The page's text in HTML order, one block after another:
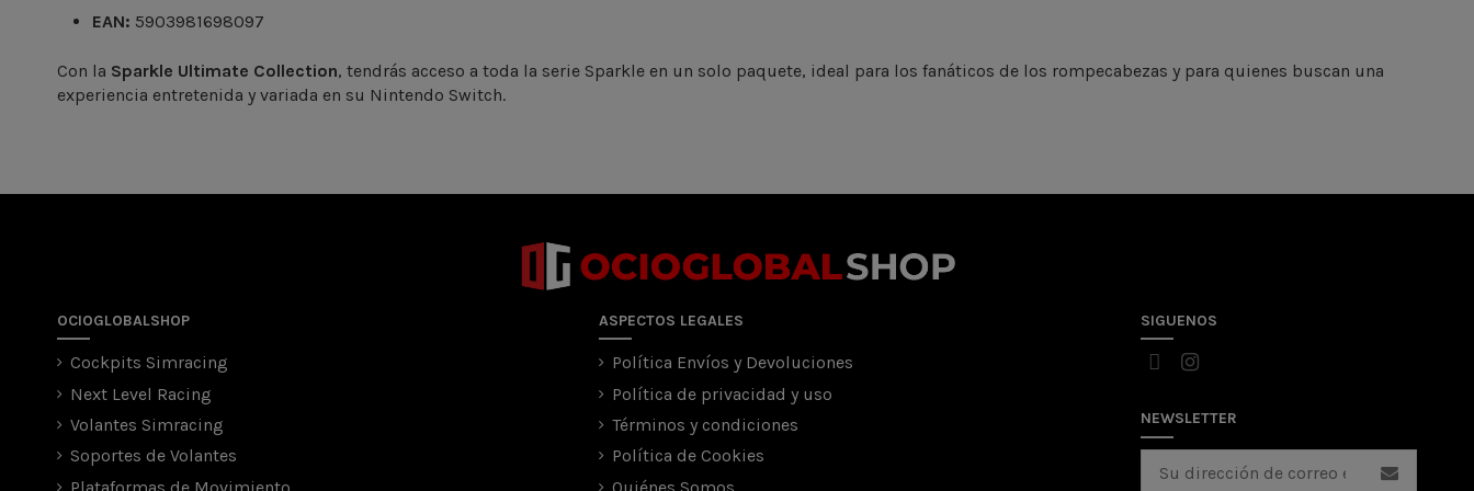
EAN: 5903981698097
Con la Sparkle Ultimate Collection, tendrás acceso a toda la serie Sparkle en un solo paquete, ideal para los fanáticos de los rompecabezas y para quienes buscan una
experiencia entretenida y variada en su Nintendo Switch.
OCIOGLOBALSHOP
Cockpits Simracing
Next Level Racing
Volantes Simracing
Soportes de Volantes
ASPECTOS LEGALES
Política Envíos y Devoluciones
Política de privacidad y uso
Términos y condiciones
Política de Cookies
SIGUENOS
NEWSLETTER